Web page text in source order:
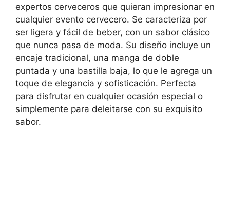
expertos cerveceros que quieran impresionar en
cualquier evento cervecero. Se caracteriza por
ser ligera y fácil de beber, con un sabor clásico
que nunca pasa de moda. Su diseño incluye un
encaje tradicional, una manga de doble
puntada y una bastilla baja, lo que le agrega un
toque de elegancia y sofisticación. Perfecta
para disfrutar en cualquier ocasión especial o
simplemente para deleitarse con su exquisito
sabor.